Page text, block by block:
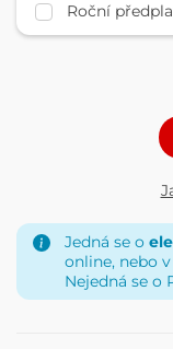
Roční
Jedná se o
online, nebo
Nejedná se o